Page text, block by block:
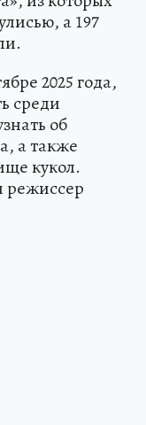
а 197
2025 года,
среди
об
а также
кукол.
режиссер